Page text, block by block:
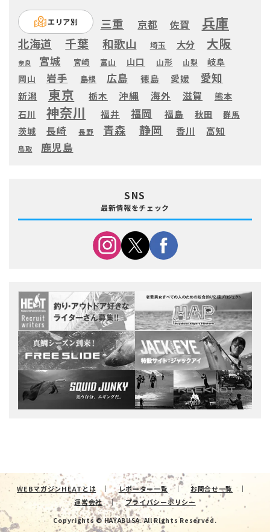
エリア別 三重 京都 佐賀 兵庫
北海道 千葉 和歌山 埼玉 大分 大阪
奈良 宮城 宮崎 富山 山口 山形 山梨
岐阜
岡山
岩手 島根 広島 徳島 愛媛 愛知
新潟 東京 栃木 沖縄 海外 滋賀
熊本
石川
神奈川 福井 福岡 福島 秋田 群馬
茨城 長崎 長野 青森 静岡 香川 高知
鳥取 鹿児島
SNS
最新情報をチェック
WEBマガジンHEATとは レポーター一覧
お問合せ一覧
運営会社
プライバシーポリシー
Copyrights © HAYABUSA. All Rights Reserved.